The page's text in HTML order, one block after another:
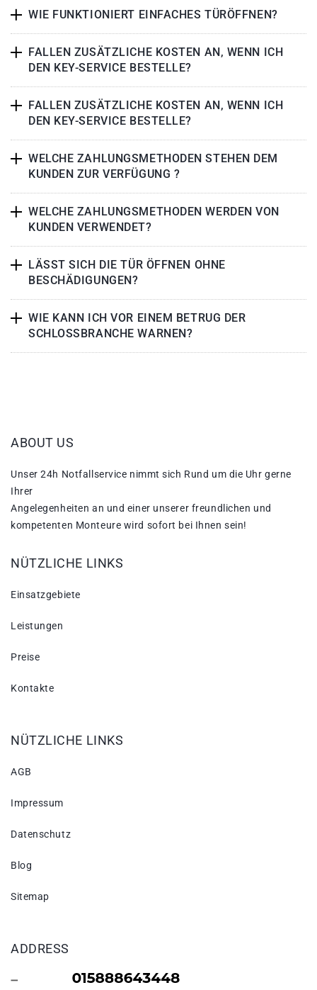
WIE FUNKTIONIERT EINFACHES TÜRÖFFNEN?
FALLEN ZUSÄTZLICHE KOSTEN AN, WENN ICH
DEN KEY-SERVICE BESTELLE?
FALLEN ZUSÄTZLICHE KOSTEN AN, WENN ICH
DEN KEY-SERVICE BESTELLE?
WELCHE ZAHLUNGSMETHODEN STEHEN DEM
KUNDEN ZUR VERFÜGUNG ?
WELCHE ZAHLUNGSMETHODEN WERDEN VON
KUNDEN VERWENDET?
LÄSST SICH DIE TÜR ÖFFNEN OHNE
BESCHÄDIGUNGEN?
WIE KANN ICH VOR EINEM BETRUG DER
SCHLOSSBRANCHE WARNEN?
ABOUT US
Unser 24h Notfallservice nimmt sich Rund um die Uhr gerne
Ihrer
Angelegenheiten an und einer unserer freundlichen und
kompetenten Monteure wird sofort bei Ihnen sein!
NÜTZLICHE LINKS
Einsatzgebiete
Leistungen
Preise
Kontakte
NÜTZLICHE LINKS
AGB
Impressum
Datenschutz
Blog
Sitemap
ADDRESS